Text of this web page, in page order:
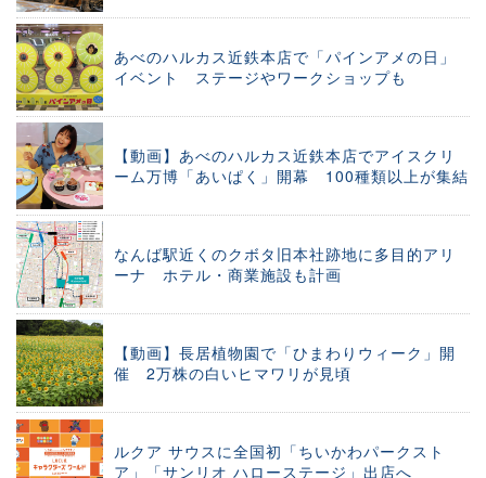
あべのハルカス近鉄本店で「パインアメの日」
イベント ステージやワークショップも
【動画】あべのハルカス近鉄本店でアイスクリ
ーム万博「あいぱく」開幕 100種類以上が集結
なんば駅近くのクボタ旧本社跡地に多目的アリ
ーナ ホテル・商業施設も計画
【動画】長居植物園で「ひまわりウィーク」開
催 2万株の白いヒマワリが見頃
ルクア サウスに全国初「ちいかわパークスト
ア」「サンリオ ハローステージ」出店へ